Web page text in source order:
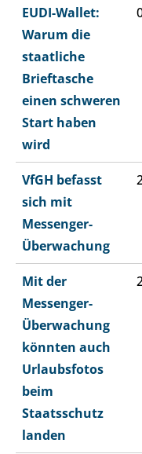
EUDI-Wallet:
Warum die
staatliche
Brieftasche
einen schweren
Start haben
wird
VfGH befasst
sich mit
Messenger-
Überwachung
Mit der
Messenger-
Überwachung
könnten auch
Urlaubsfotos
beim
Staatsschutz
landen